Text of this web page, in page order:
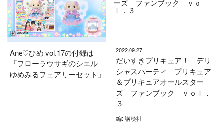
Ane♡ひめ vol.17の付録は
『フローラウサギのシエル
ゆめみるフェアリーセット』
2022.09.27
だいすきプリキュア！ デリ
シャスパーティ プリキュア
＆プリキュアオールスター
ズ ファンブック ｖｏｌ．
３
編: 講談社